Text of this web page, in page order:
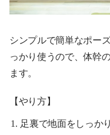
シンプルで簡単なポー
っかり使うので、体幹
ます。
【やり方】
足裏で地面をしっか